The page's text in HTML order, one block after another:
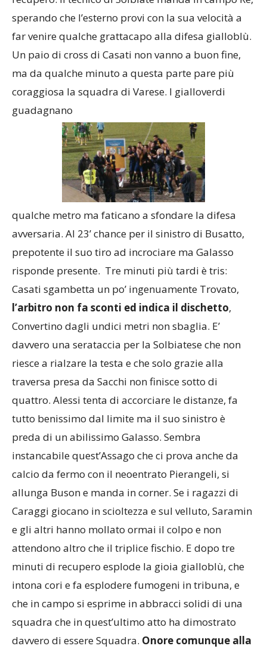
recupero. Il tecnico di Solbiate manda in campo Re,
sperando che l’esterno provi con la sua velocità a
far venire qualche grattacapo alla difesa gialloblù.
Un paio di cross di Casati non vanno a buon fine,
ma da qualche minuto a questa parte pare più
coraggiosa la squadra di Varese. I gialloverdi
guadagnano
qualche metro ma faticano a sfondare la difesa
avversaria. Al 23’ chance per il sinistro di Busatto,
prepotente il suo tiro ad incrociare ma Galasso
risponde presente. Tre minuti più tardi è tris:
Casati sgambetta un po’ ingenuamente Trovato,
l’arbitro non fa sconti ed indica il dischetto
Convertino dagli undici metri non sbaglia. E’
davvero una serataccia per la Solbiatese che non
riesce a rialzare la testa e che solo grazie alla
traversa presa da Sacchi non finisce sotto di
quattro. Alessi tenta di accorciare le distanze, fa
tutto benissimo dal limite ma il suo sinistro è
preda di un abilissimo Galasso. Sembra
instancabile quest’Assago che ci prova anche da
calcio da fermo con il neoentrato Pierangeli, si
allunga Buson e manda in corner. Se i ragazzi di
Caraggi giocano in scioltezza e sul velluto, Saramin
e gli altri hanno mollato ormai il colpo e non
attendono altro che il triplice fischio. E dopo tre
minuti di recupero esplode la gioia gialloblù, che
intona cori e fa esplodere fumogeni in tribuna, e
che in campo si esprime in abbracci solidi di una
squadra che in quest’ultimo atto ha dimostrato